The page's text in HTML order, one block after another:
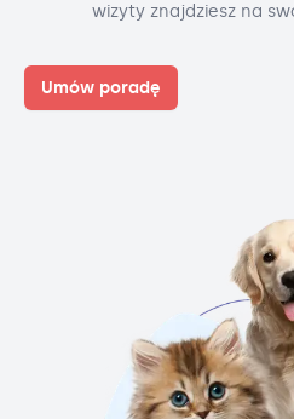
wizyty znajdziesz na
Umów poradę